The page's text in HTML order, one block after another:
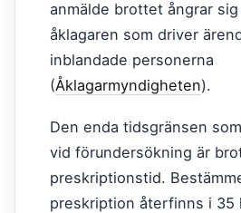
anmälde brottet ångrar
åklagaren som driver
inblandade personerna
(Åklagarmyndigheten).
Den enda tidsgränsen
vid förundersökning är
preskriptionstid.
preskription återfinns i 35